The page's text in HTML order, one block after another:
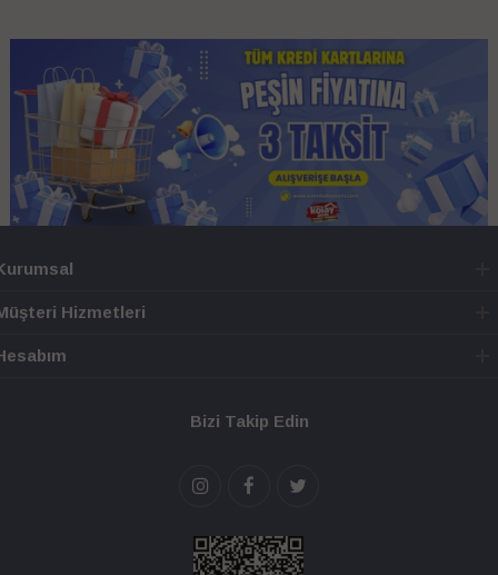
Hizmetleri
Bizi Takip Edin